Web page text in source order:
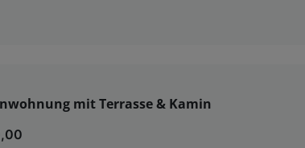
mit Terrasse & Kamin